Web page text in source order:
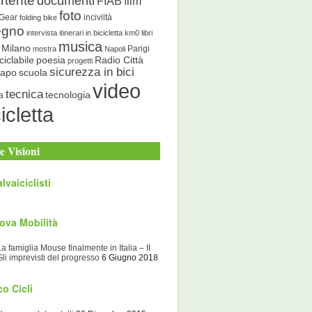
folding bike foto inciviltà
intervista itinerari in bicicletta km0 libri
Milano mostra musica Napoli Parigi
poesia progetti Radio Città
scuolasicurezza in bici
tecnicatecnologiavideo
Visioni
Mobilità
famiglia Mouse finalmente in Italia – II
imprevisti del progresso 6 Giugno 2018
Cicli